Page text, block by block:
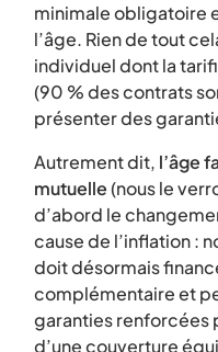
minimale obligatoire
l’âge. Rien de tout
individuel dont la
(90 % des contrats
présenter des
Autrement dit, l’âge
mutuelle(nous le
d’abord le
cause de l’inflation :
doit désormais
complémentaire et
garanties renforcées
d’une couverture